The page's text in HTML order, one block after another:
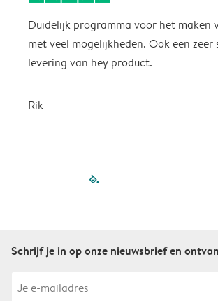
Duidelijk programma voor het maken
met veel mogelijkheden. Ook een zeer
levering van hey product.
Rik
filled-
Schrijf je in op onze nieuwsbrief en